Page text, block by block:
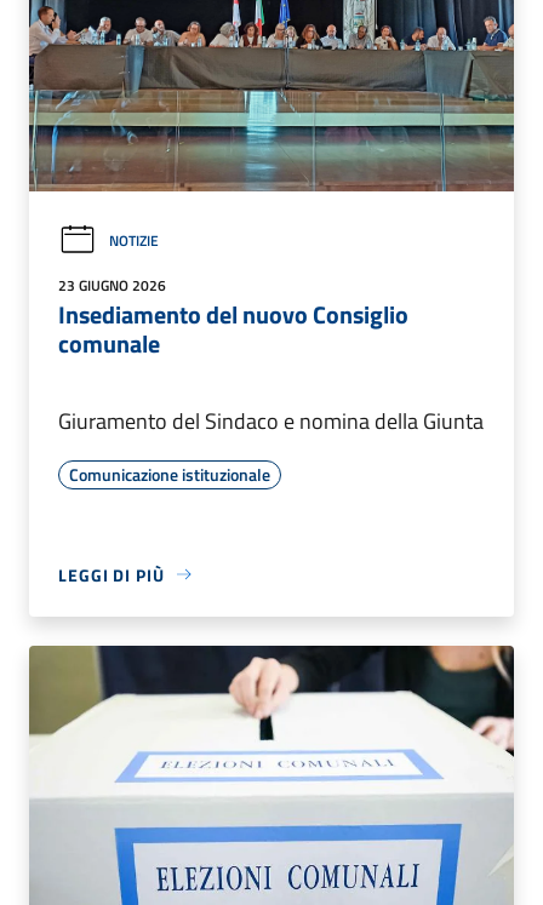
NOTIZIE
23 GIUGNO 2026
Insediamento del nuovo Consiglio
comunale
Giuramento del Sindaco e nomina della Giunta
Comunicazione istituzionale
LEGGI DI PIÙ